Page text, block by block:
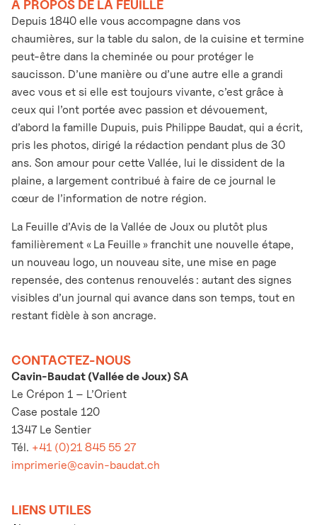
À PROPOS DE LA FEUILLE
Depuis 1840 elle vous accompagne dans vos
chaumières, sur la table du salon, de la cuisine et termine
peut-être dans la cheminée ou pour protéger le
saucisson. D’une manière ou d’une autre elle a grandi
avec vous et si elle est toujours vivante, c’est grâce à
ceux qui l’ont portée avec passion et dévouement,
d’abord la famille Dupuis, puis Philippe Baudat, qui a écrit,
pris les photos, dirigé la rédaction pendant plus de 30
ans. Son amour pour cette Vallée, lui le dissident de la
plaine, a largement contribué à faire de ce journal le
cœur de l’information de notre région.
La Feuille d’Avis de la Vallée de Joux ou plutôt plus
familièrement « La Feuille » franchit une nouvelle étape,
un nouveau logo, un nouveau site, une mise en page
repensée, des contenus renouvelés : autant des signes
visibles d’un journal qui avance dans son temps, tout en
restant fidèle à son ancrage.
CONTACTEZ-NOUS
Cavin-Baudat (Vallée de Joux) SA
Le Crépon 1 – L’Orient
Case postale 120
1347 Le Sentier
Tél. +41 (0)21 845 55 27
imprimerie@cavin-baudat.ch
LIENS UTILES